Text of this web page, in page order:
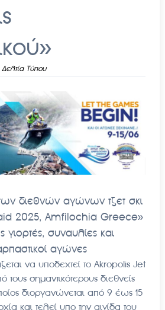
Δελτία Τύπου
διεθνών αγώνων τζετ σκι
2025, Amfilochia Greece»
γιορτές, συναυλίες και
αγώνες
να υποδεχτεί το Akropolis Jet
σημαντικότερους διεθνείς
διοργανώνεται από 9 έως 15
και τελεί υπο την αιγίδα του